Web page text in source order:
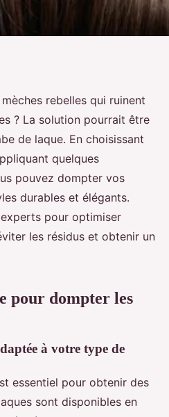
: utilisez
dompter les
de lecture
rebelles qui ruinent
? La solution pourrait être
de laque. En choisissant
quelques
pouvez dompter vos
durables et élégants.
pour optimiser
les résidus et obtenir un
pour dompter les
à votre type de
essentiel pour obtenir des
sont disponibles en